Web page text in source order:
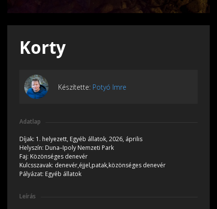
Korty
Készítette: Potyó Imre
Adatlap
Díjak: 1. helyezett, Egyéb állatok, 2026, április
Helyszín: Duna–Ipoly Nemzeti Park
Faj: Közönséges denevér
Kulcsszavak: denevér,éjjel,patak,közönséges denevér
Pályázat: Egyéb állatok
Leírás